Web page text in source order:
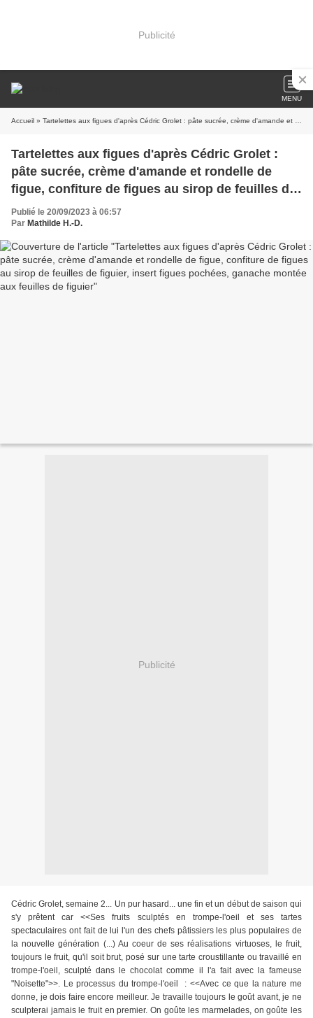
Publicité
MENU
Accueil » Tartelettes aux figues d'après Cédric Grolet : pâte sucrée, crème d'amande et rondelle de figue, confiture de figues au sirop de feuilles de figuier, insert figues pochées, ganache montée aux feuilles de figuier
Tartelettes aux figues d'après Cédric Grolet :
pâte sucrée, crème d'amande et rondelle de
figue, confiture de figues au sirop de feuilles de
figuier, insert figues pochées, ganache montée
aux feuilles de figuier
Publié le 20/09/2023 à 06:57
Par Mathilde H.-D.
Publicité
Cédric Grolet, semaine 2... Un pur hasard... une fin et un début de saison qui
s'y prêtent car <<Ses fruits sculptés en trompe-l'oeil et ses tartes
spectaculaires ont fait de lui l'un des chefs pâtissiers les plus populaires de
la nouvelle génération (...) Au coeur de ses réalisations virtuoses, le fruit,
toujours le fruit, qu'il soit brut, posé sur une tarte croustillante ou travaillé en
trompe-l'oeil, sculpté dans le chocolat comme il l'a fait avec la fameuse
"Noisette">>. Le processus du trompe-l'oeil : <<Avec ce que la nature me
donne, je dois faire encore meilleur. Je travaille toujours le goût avant, je ne
sculpterai jamais le fruit en premier. On goûte les marmelades, on goûte les